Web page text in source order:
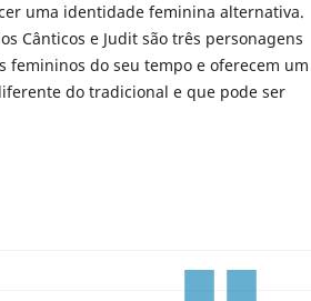
uma identidade feminina alternativa.
Cânticos e Judit são três personagens
femininos do seu tempo e oferecem um
do tradicional e que pode ser